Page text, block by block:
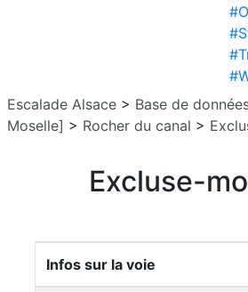
Escalade Alsace > Base de
Moselle] > Rocher du canal >
Excluse-
Infos sur la voie